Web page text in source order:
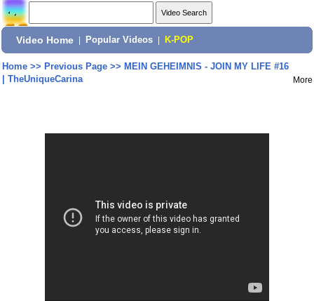
Video Home Popular Videos K-POP
Home>> Previous Page>> MEIN GEHEIMNIS - JOIN MY LIFE #16
| TheUniqueCarina
More